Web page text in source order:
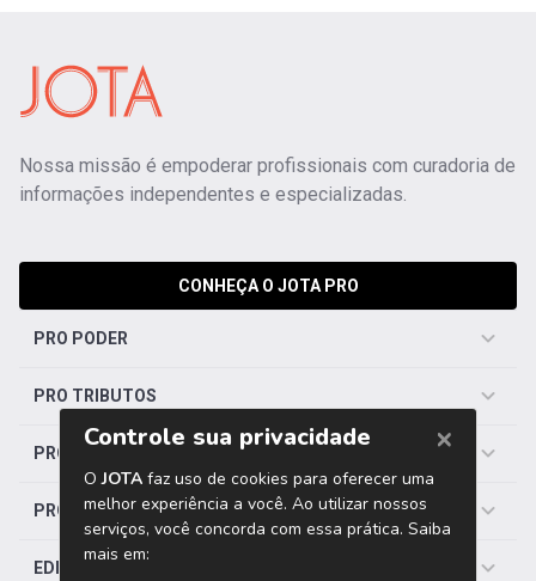
Nossa missão é empoderar profissionais com curadoria de
informações independentes e especializadas.
CONHEÇA O JOTA PRO
PRO PODER
PRO TRIBUTOS
PRO TRABALHISTA
PRO SAÚDE
EDITORIAS